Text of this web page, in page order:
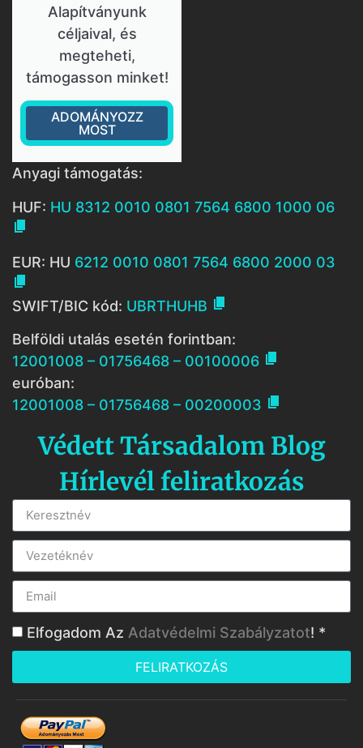
Alapítványunk
céljaival, és
megteheti,
támogasson minket!
ADOMÁNYOZZ
MOST
Anyagi támogatás:
HUF: HU 8312 0010 0801 7564 6800 1000 06

EUR: HU 6212 0010 0801 7564 6800 2000 03

SWIFT/BIC kód: UBRTHUHB 
Belföldi utalás esetén forintban:
12001008 – 01756468 – 00100006 
euróban:
12001008 – 01756468 – 00200003 
Védett Társadalom Blog
Hírlevél feliratkozás
Elfogadom Az Adatvédelmi Szabályzatot! *
FELIRATKOZÁS